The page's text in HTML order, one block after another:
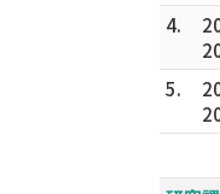
4.
5.